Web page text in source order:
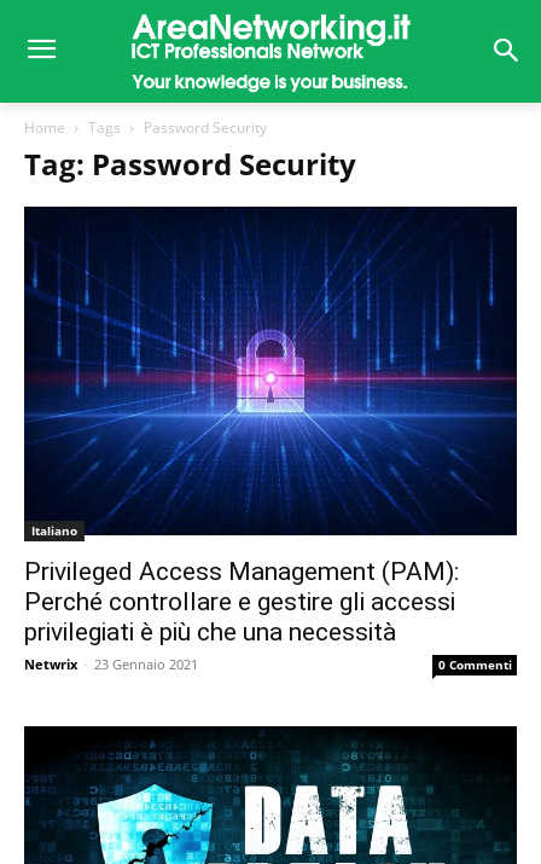
Home Tags Password Security
Tag: Password Security
Italiano
Privileged Access Management (PAM):
Perché controllare e gestire gli accessi
privilegiati è più che una necessità
Netwrix - 23 Gennaio 2021 0 Commenti